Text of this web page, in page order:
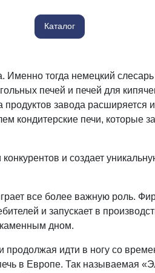
Мебель для
Каталог
Именно тогда немецкий
печей и печей для
продуктов завода расширяется
кондитерские печи, которые
и создает
все более важную роль.
и запускает в
каменным дном.
продолжая идти в ногу со
в Европе. Так называемая